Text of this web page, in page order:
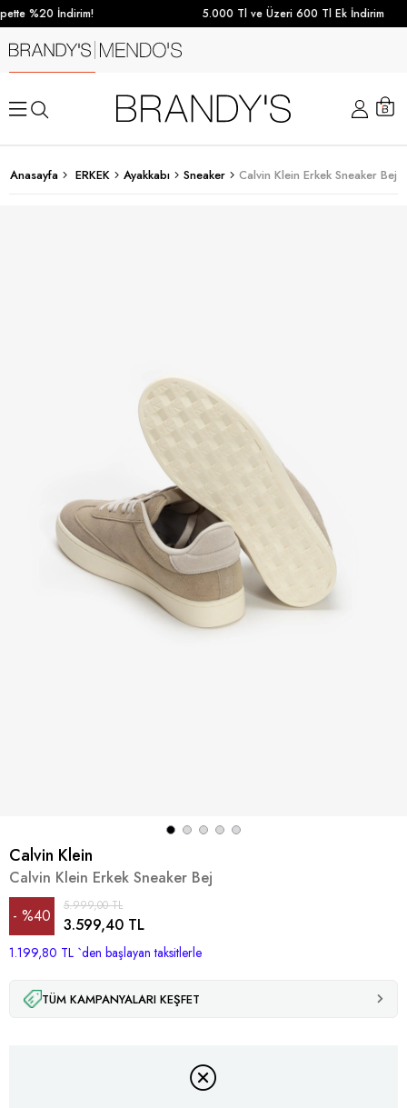
%20 İndirim! 5.000 Tl ve Üzeri 600 Tl Ek İndirim
Anasayfa ERKEK Ayakkabı Sneaker Calvin Klein Erkek Sneaker Bej
Calvin Klein
Calvin Klein Erkek Sneaker Bej
%40
İndirim
5.999,00 TL
3.599,40 TL
1.199,80 TL `den başlayan taksitlerle
TÜM KAMPANYALARI KEŞFET